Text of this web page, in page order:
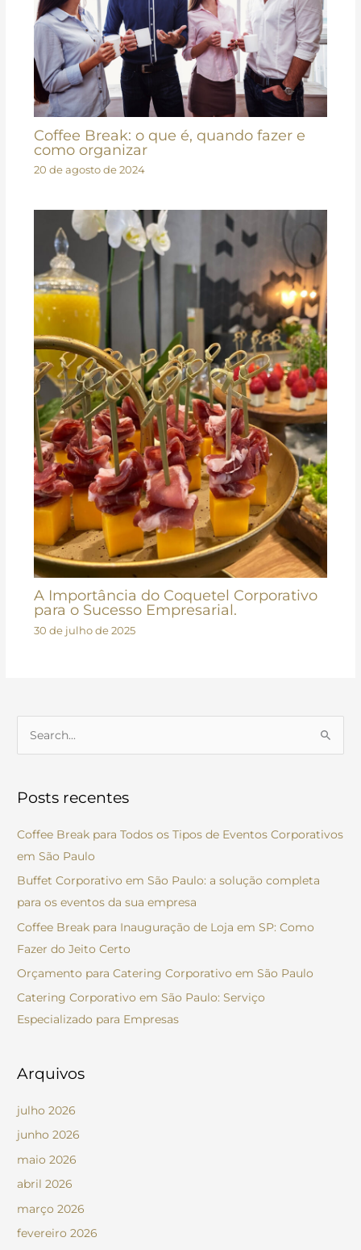
Coffee Break: o que é, quando fazer e
como organizar
20 de agosto de 2024
A Importância do Coquetel Corporativo
para o Sucesso Empresarial.
30 de julho de 2025
q
r
p
o
r
:
Posts recentes
Coffee Break para Todos os Tipos de Eventos Corporativos
em São Paulo
Buffet Corporativo em São Paulo: a solução completa
para os eventos da sua empresa
Coffee Break para Inauguração de Loja em SP: Como
Fazer do Jeito Certo
Orçamento para Catering Corporativo em São Paulo
Catering Corporativo em São Paulo: Serviço
Especializado para Empresas
Arquivos
julho 2026
junho 2026
maio 2026
abril 2026
março 2026
fevereiro 2026